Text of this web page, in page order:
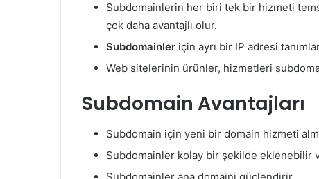
Subdomainlerin her biri tek bir hizmeti
çok daha avantajlı olur.
Subdomainler için ayrı bir IP adresi
Web sitelerinin ürünler, hizmetleri
Subdomain Avantajları
Subdomain için yeni bir domain hizmeti
Subdomainler kolay bir şekilde eklenebilir